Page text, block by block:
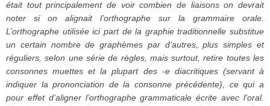
était tout principalement de voir combien de liaisons on devrait
noter si on alignait l’orthographe sur la grammaire orale.
L’orthographe utilisée ici part de la graphie traditionnelle substitue
un certain nombre de graphèmes par d’autres, plus simples et
réguliers, selon une série de règles, mais surtout, retire toutes les
consonnes muettes et la plupart des -e diacritiques (servant à
indiquer la prononciation de la consonne précédente), ce qui a
pour effet d’aligner l’orthographe grammaticale écrite avec l’oral.